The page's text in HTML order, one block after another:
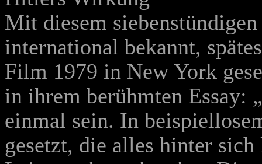
Mit diesem
international bekannt,
Film 1979 in New York
in ihrem berühmten Essay:
einmal sein. In
gesetzt, die alles hinter